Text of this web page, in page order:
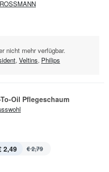
ROSSMANN
nicht mehr verfügbar.
, Veltins, Philips
Oil Pflegeschaum
2,49 € 2,79